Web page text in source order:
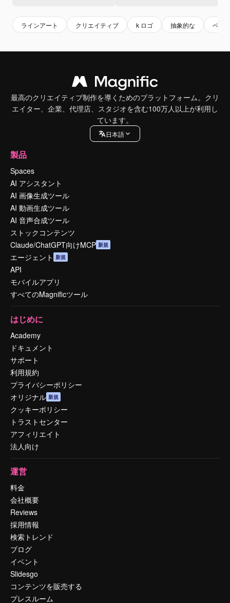
ラインアート クリエイティブ k ロゴ 抽象的な ベク
最高のクリエイティブ制作を導くためのプラットフォーム。クリ
エイター、企業、代理店、スタジオを含む100万人以上が利用し
ています。
日本語
製品
Spaces
AI アシスタント
AI 画像生成ツール
AI 動画生成ツール
AI 音声合成ツール
ストックコンテンツ
Claude/ChatGPT向けMCP 新規
エージェント 新規
API
モバイルアプリ
すべてのMagnificツール
はじめに
Academy
ドキュメント
サポート
利用規約
プライバシーポリシー
オリジナル 新規
クッキーポリシー
トラストセンター
アフィリエイト
法人向け
運営
料金
会社概要
Reviews
採用情報
検索トレンド
ブログ
イベント
Slidesgo
コンテンツを販売する
プレスルーム